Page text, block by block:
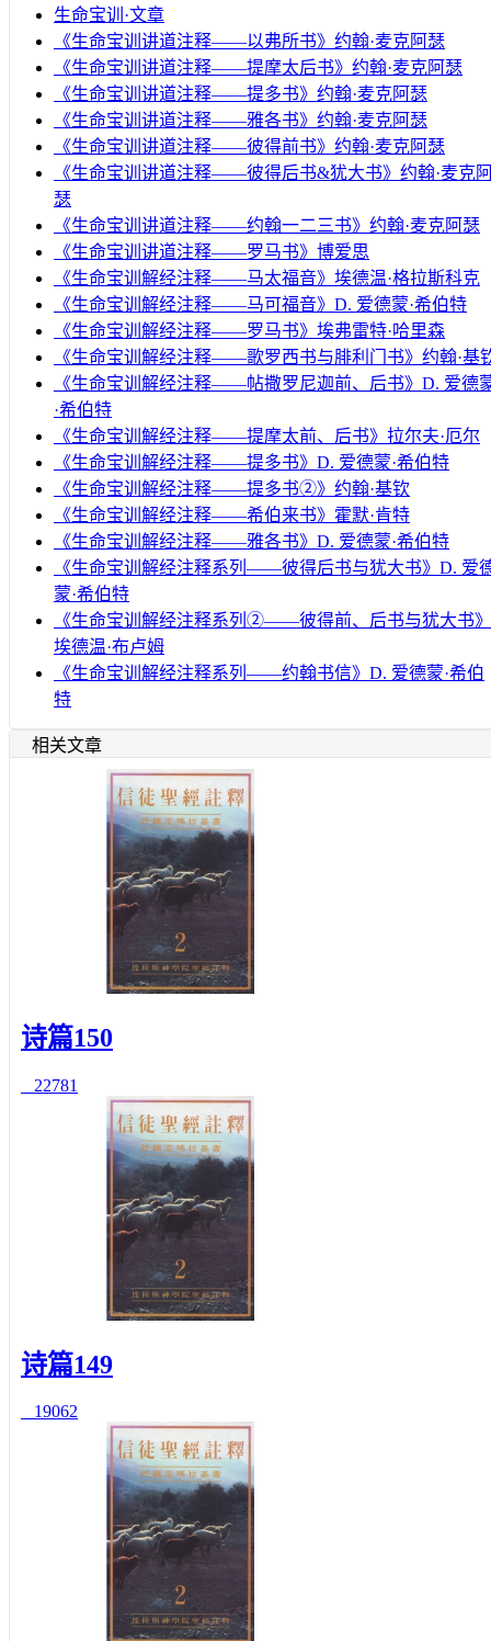
生命宝训·文章
《生命宝训讲道注释——以弗所书》约翰·麦克阿瑟
《生命宝训讲道注释——提摩太后书》约翰·麦克阿瑟
《生命宝训讲道注释——提多书》约翰·麦克阿瑟
《生命宝训讲道注释——雅各书》约翰·麦克阿瑟
《生命宝训讲道注释——彼得前书》约翰·麦克阿瑟
《生命宝训讲道注释——彼得后书&犹大书》约翰·麦克
瑟
《生命宝训讲道注释——约翰一二三书》约翰·麦克阿瑟
《生命宝训讲道注释——罗马书》博爱思
《生命宝训解经注释——马太福音》埃德温·格拉斯科克
《生命宝训解经注释——马可福音》D. 爱德蒙·希伯特
《生命宝训解经注释——罗马书》埃弗雷特·哈里森
《生命宝训解经注释——歌罗西书与腓利门书》约翰·基
《生命宝训解经注释——帖撒罗尼迦前、后书》D. 爱德
·希伯特
《生命宝训解经注释——提摩太前、后书》拉尔夫·厄尔
《生命宝训解经注释——提多书》D. 爱德蒙·希伯特
《生命宝训解经注释——提多书②》约翰·基钦
《生命宝训解经注释——希伯来书》霍默·肯特
《生命宝训解经注释——雅各书》D. 爱德蒙·希伯特
《生命宝训解经注释系列——彼得后书与犹大书》D. 爱
蒙·希伯特
《生命宝训解经注释系列②——彼得前、后书与犹大书》
埃德温·布卢姆
《生命宝训解经注释系列——约翰书信》D. 爱德蒙·希伯
特
相关文章
诗篇150
22781
诗篇149
19062